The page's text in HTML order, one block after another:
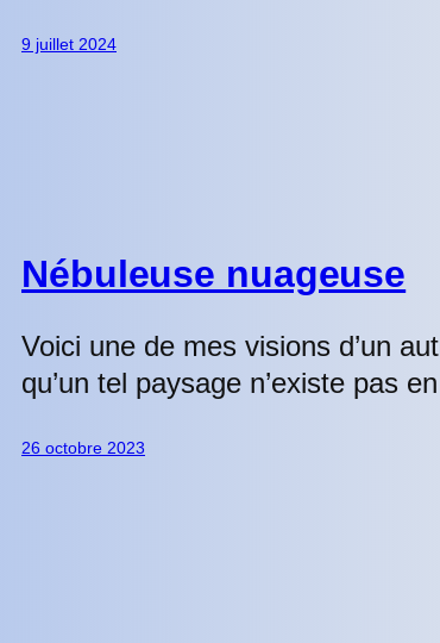
9 juillet 2024
Nébuleuse nuageuse
Voici une de mes visions d’un
qu’un tel paysage n’existe pas
26 octobre 2023